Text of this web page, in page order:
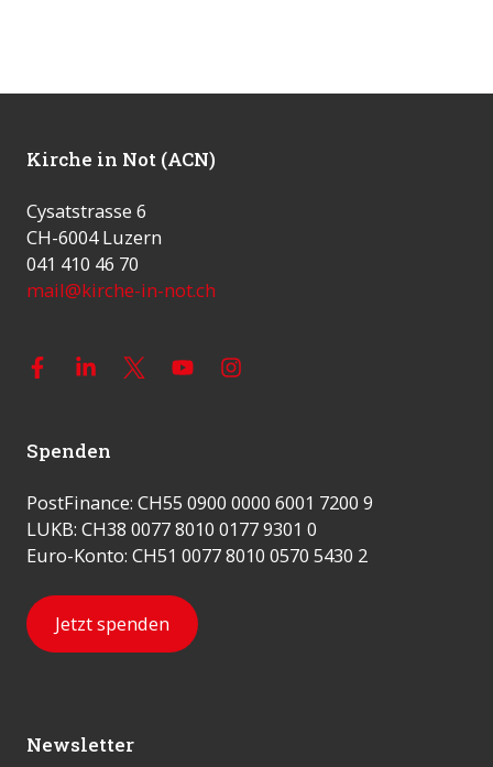
Kirche in Not (ACN)
Cysatstrasse 6
CH-6004 Luzern
041 410 46 70
mail@kirche-in-not.ch
Spenden
PostFinance: CH55 0900 0000 6001 7200 9
LUKB: CH38 0077 8010 0177 9301 0
Euro-Konto: CH51 0077 8010 0570 5430 2
Jetzt spenden
Newsletter